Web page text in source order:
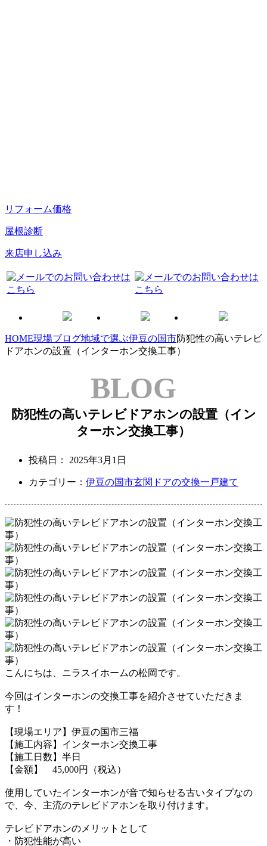
リフォーム価格
屋根診断
来店申し込み
HOME現場ブログ地域で選ぶ伊豆の国市防犯性の高いテレビ
ドアホンの設置（インターホン交換工事）
BLOG
防犯性の高いテレビドアホンの設置（イン
ターホン交換工事）
投稿日： 2025年3月1日
カテゴリー： 伊豆の国市玄関ドアの交換一戸建て
こんにちは、ニラスイホームの松岡です。
今回はインターホンの交換工事を紹介させていただきま
す！
【現場エリア】伊豆の国市三福
【施工内容】インターホン交換工事
【施工日数】半日
【金額】 45,000円（税込）
使用していたインターホンが音で知らせる古いタイプなの
で、 今、主流のテレビドアホンを取り付けます。
テレビドアホンのメリットとして
・防犯性能が高い